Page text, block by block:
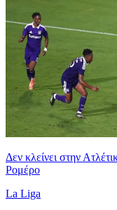
Δεν κλείνει στην
Ρομέρο
La Liga